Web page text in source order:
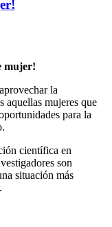
mujer!
la
aquellas mujeres que
para la
científica en
son
situación más